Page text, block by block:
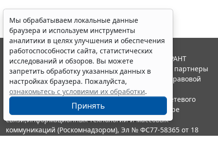
Мы обрабатываем локальные данные
браузера и используем инструменты
аналитики в целях улучшения и обеспечения
работоспособности сайта, статистических
исследований и обзоров. Вы можете
запретить обработку указанных данных в
настройках браузера. Пожалуйста,
ознакомьтесь с условиями их обработки.
Принять
© ООО "НПП "ГАРАНТ-СЕРВИС", 2026. Система ГАРАНТ
выпускается с 1990 года. Компания "Гарант" и ее партнеры
являются участниками Российской ассоциации правовой
информации ГАРАНТ.
Портал ГАРАНТ.РУ зарегистрирован в качестве сетевого
издания Федеральной службой по надзору в сфере
связи,информационных технологий и массовых
коммуникаций (Роскомнадзором), Эл № ФС77-58365 от 18